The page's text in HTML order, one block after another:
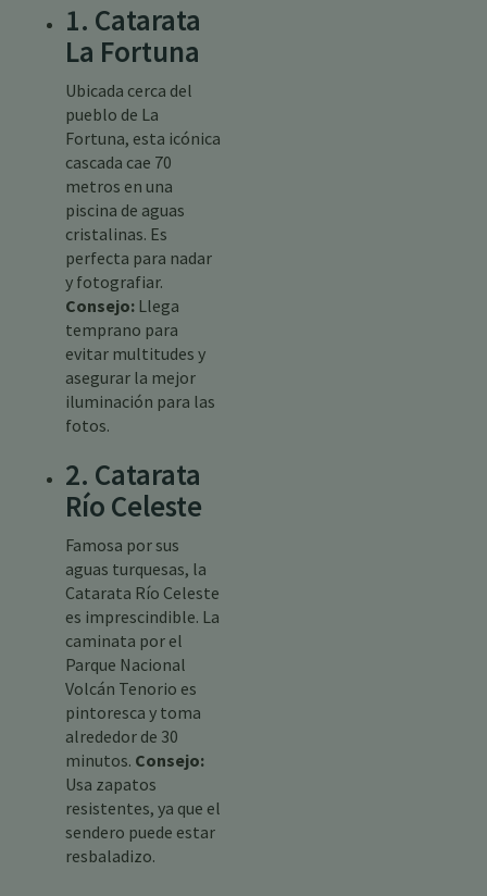
1. Catarata
La Fortuna
Ubicada cerca del
pueblo de La
Fortuna, esta icónica
cascada cae 70
metros en una
piscina de aguas
cristalinas. Es
perfecta para nadar
y fotografiar.
Consejo: Llega
temprano para
evitar multitudes y
asegurar la mejor
iluminación para las
fotos.
2. Catarata
Río Celeste
Famosa por sus
aguas turquesas, la
Catarata Río Celeste
es imprescindible. La
caminata por el
Parque Nacional
Volcán Tenorio es
pintoresca y toma
alrededor de 30
minutos. Consejo:
Usa zapatos
resistentes, ya que el
sendero puede estar
resbaladizo.